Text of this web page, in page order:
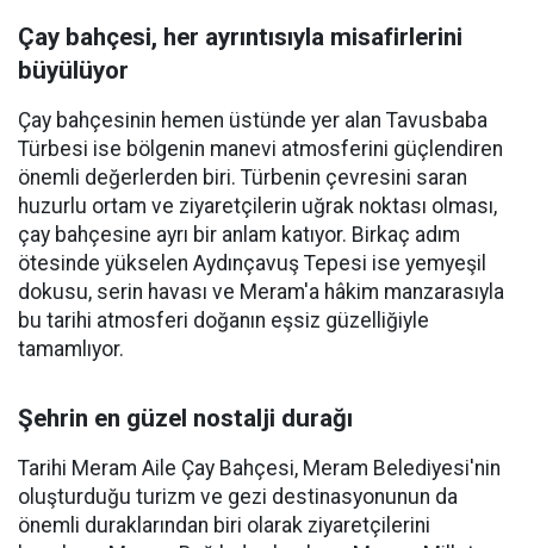
Çay bahçesi, her ayrıntısıyla misafirlerini
büyülüyor
Çay bahçesinin hemen üstünde yer alan Tavusbaba
Türbesi ise bölgenin manevi atmosferini güçlendiren
önemli değerlerden biri. Türbenin çevresini saran
huzurlu ortam ve ziyaretçilerin uğrak noktası olması,
çay bahçesine ayrı bir anlam katıyor. Birkaç adım
ötesinde yükselen Aydınçavuş Tepesi ise yemyeşil
dokusu, serin havası ve Meram'a hâkim manzarasıyla
bu tarihi atmosferi doğanın eşsiz güzelliğiyle
tamamlıyor.
Şehrin en güzel nostalji durağı
Tarihi Meram Aile Çay Bahçesi, Meram Belediyesi'nin
oluşturduğu turizm ve gezi destinasyonunun da
önemli duraklarından biri olarak ziyaretçilerini